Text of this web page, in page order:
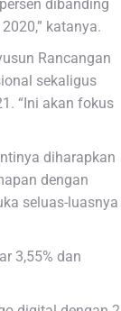
dibanding
katanya.
Rancangan
sekaligus
“Ini akan fokus
diharapkan
dengan
seluas-luasnya
3,55% dan